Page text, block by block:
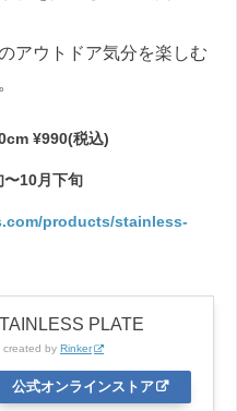
アウトドア気分を楽しむ
¥990(税込)
10月下旬
products/stainless-
PLATE
created by Rinker
公式オンラインストア